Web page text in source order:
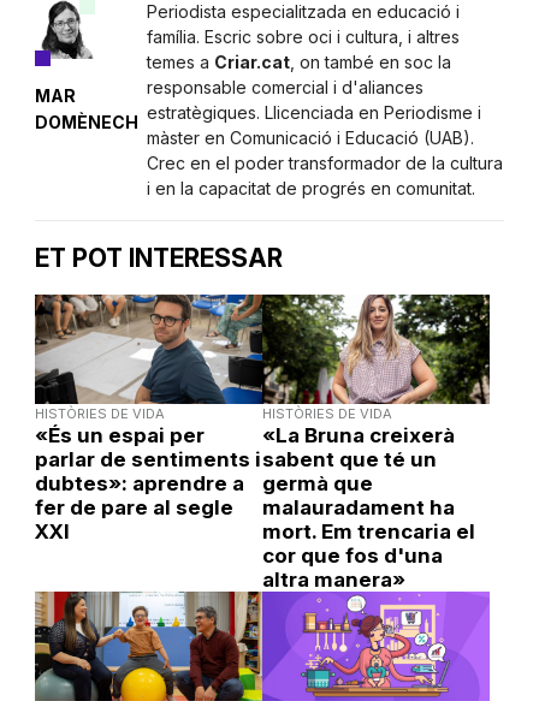
MAR
DOMÈNECH
Periodista especialitzada en educació i
família. Escric sobre oci i cultura, i altres
temes a Criar.cat , on també en soc la
responsable comercial i d'aliances
estratègiques. Llicenciada en Periodisme i
màster en Comunicació i Educació (UAB).
Crec en el poder transformador de la cultura
i en la capacitat de progrés en comunitat.
ET POT INTERESSAR
HISTÒRIES DE VIDA
«És un espai per
parlar de sentiments i
dubtes»: aprendre a
fer de pare al segle
XXI
HISTÒRIES DE VIDA
«La Bruna creixerà
sabent que té un
germà que
malauradament ha
mort. Em trencaria el
cor que fos d'una
altra manera»